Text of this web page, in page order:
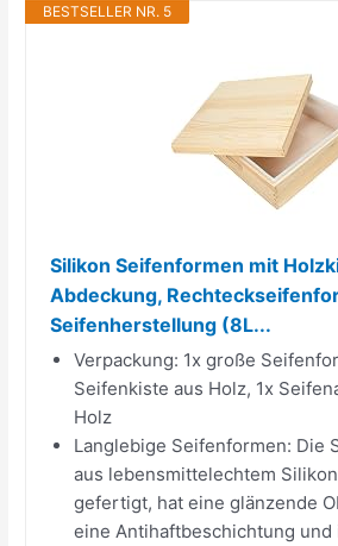
BESTSELLER NR. 5
Silikon Seifenformen mit
Abdeckung,
Seifenherstellung (8L...
Verpackung: 1x große
Seifenkiste aus Holz, 1x
Holz
Langlebige Seifenformen: Die
aus lebensmittelechtem
gefertigt, hat eine glänzende
eine Antihaftbeschichtung